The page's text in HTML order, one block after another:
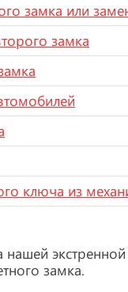
замка или
замка
ключа из
нашей
замка.